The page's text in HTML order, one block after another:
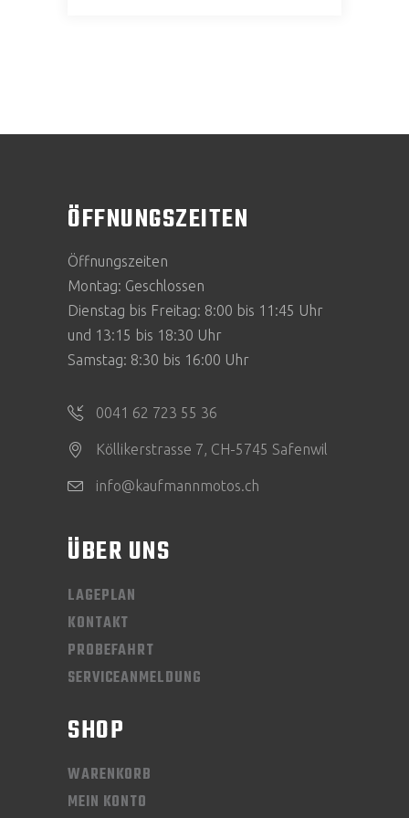
ÖFFNUNGSZEITEN
Öffnungszeiten
Montag: Geschlossen
Dienstag bis Freitag: 8:00 bis 11:45 Uhr
und 13:15 bis 18:30 Uhr
Samstag: 8:30 bis 16:00 Uhr
0041 62 723 55 36
Köllikerstrasse 7, CH-5745 Safenwil
info@kaufmannmotos.ch
ÜBER UNS
LAGEPLAN
KONTAKT
PROBEFAHRT
SERVICEANMELDUNG
SHOP
WARENKORB
MEIN KONTO